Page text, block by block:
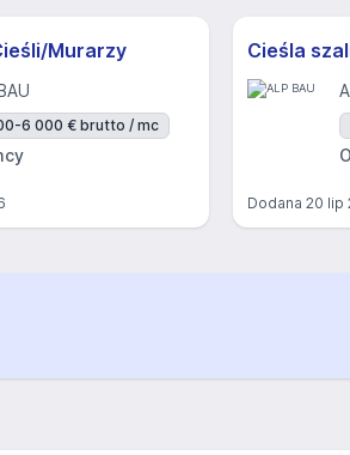
Murarzy
6 000 € brutto / mc
Cieśla
Dodana 20 lip